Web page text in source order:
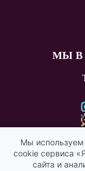
МЫ В
Мы используем
cookie сервиса
сайта и